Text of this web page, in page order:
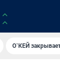
О`КЕЙ